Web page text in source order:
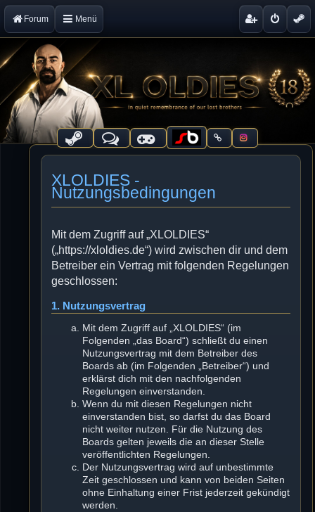
Forum Menü
XLOLDIES -
Nutzungsbedingungen
Mit dem Zugriff auf „XLOLDIES“
(„https://xloldies.de“) wird zwischen dir und dem
Betreiber ein Vertrag mit folgenden Regelungen
geschlossen:
1. Nutzungsvertrag
Mit dem Zugriff auf „XLOLDIES“ (im
Folgenden „das Board“) schließt du einen
Nutzungsvertrag mit dem Betreiber des
Boards ab (im Folgenden „Betreiber“) und
erklärst dich mit den nachfolgenden
Regelungen einverstanden.
Wenn du mit diesen Regelungen nicht
einverstanden bist, so darfst du das Board
nicht weiter nutzen. Für die Nutzung des
Boards gelten jeweils die an dieser Stelle
veröffentlichten Regelungen.
Der Nutzungsvertrag wird auf unbestimmte
Zeit geschlossen und kann von beiden Seiten
ohne Einhaltung einer Frist jederzeit gekündigt
werden.